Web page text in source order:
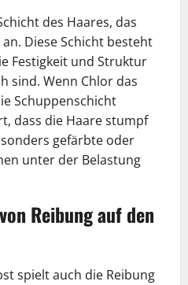
des Haares, das
Diese Schicht besteht
Festigkeit und Struktur
sind. Wenn Chlor das
Schuppenschicht
dass die Haare stumpf
gefärbte oder
unter der Belastung
Reibung auf den
spielt auch die Reibung